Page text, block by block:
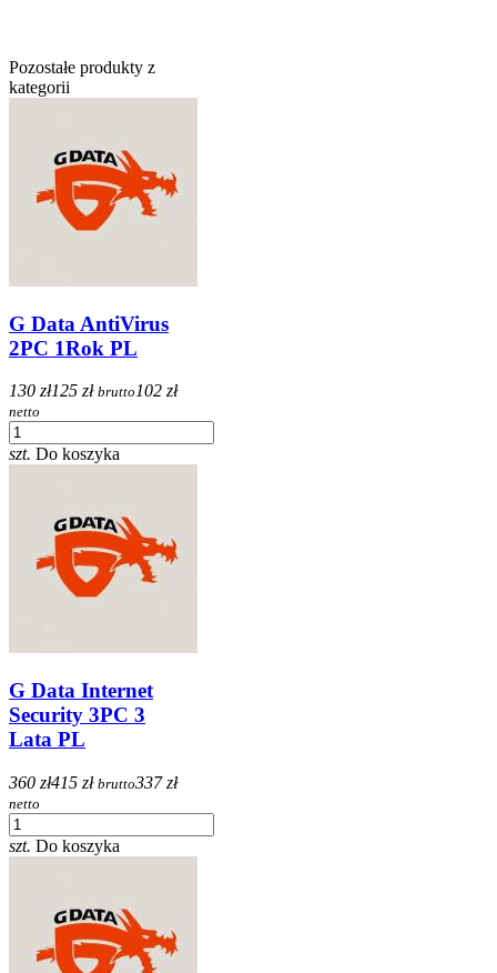
Pozostałe produkty z
kategorii
G Data AntiVirus
2PC 1Rok PL
130 zł125 zł brutto 102 zł
netto
szt. Do koszyka
G Data Internet
Security 3PC 3
Lata PL
360 zł415 zł brutto337 zł
netto
szt. Do koszyka